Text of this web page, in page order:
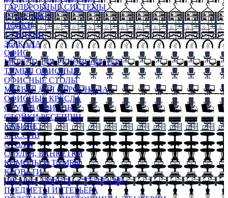
ГАРДЕРОБНЫЕ СИСТЕМЫ
СТЕЛЛАЖИ
ПОЛКИ
СУНДУКИ
ЗЕРКАЛА
ОФИС
МЕБЕЛЬ ДЛЯ РУКОВОДИТЕЛЯ
ТУМБЫ ОФИСНЫЕ
ОФИСНЫЕ СТОЛЫ
МЕБЕЛЬ ДЛЯ ПЕРСОНАЛА
ОФИСНЫЕ КРЕСЛА
СТУЛЬЯ ОФИСНЫЕ
СТОЙКИ РЕСЕПШН
КАБИНЕТ
МАССИВ
СТОЛЫ
СТУЛЬЯ, БАНКЕТКИ
КОМОДЫ И ТУМБЫ
КРОВАТИ
ШКАФЫ, БУФЕТЫ, СТЕЛЛАЖИ
ПРЕДМЕТЫ ИНТЕРЬЕРА